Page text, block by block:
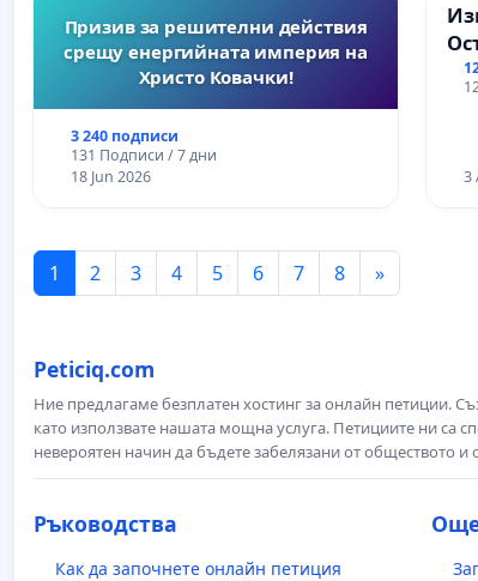
Призив за решителни действия
срещу енергийната империя на
Христо Ковачки!
3 240 подписи
131 Подписи / 7 дни
18 Jun 2026
3
1 2 3 4 5 6 7 8 »
Peticiq.com
Ние предлагаме безплатен хостинг за онлайн петиции.
като използвате нашата мощна услуга. Петициите ни са
невероятен начин да бъдете забелязани от обществото и
Ръководства
Как да започнете онлайн петиция